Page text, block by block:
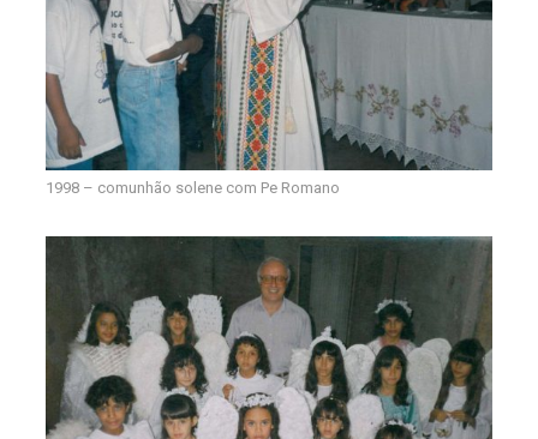
1998 – comunhão solene com Pe Romano